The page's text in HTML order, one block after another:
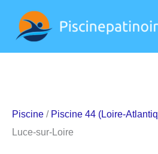
contenu
Piscine / Piscine 44 (Loire-
Luce-sur-Loire